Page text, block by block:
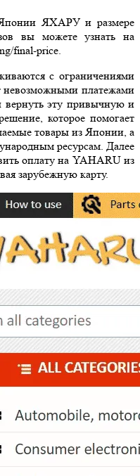
ЯХАРУ и размере
вы можете узнать на
final-price.
с ограничениями
невозможными платежами
эту привычную и
которое помогает
товары из Японии, а
ресурсам. Далее
оплату на YAHARU из
зарубежную карту.